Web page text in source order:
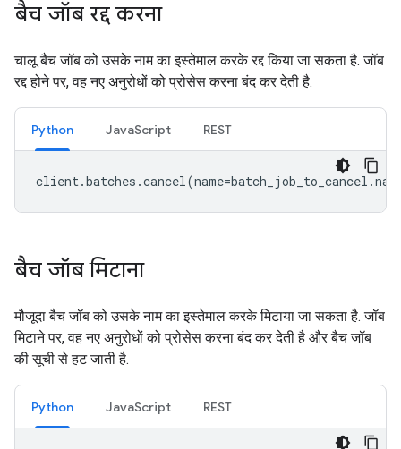
बैच जॉब रद्द करना
चालू बैच जॉब को उसके नाम का इस्तेमाल करके रद्द किया जा सकता है. जॉब
रद्द होने पर, वह नए अनुरोधों को प्रोसेस करना बंद कर देती है.
Python JavaScript REST
client.batches .cancel(name=batch_job_to_cancel .
बैच जॉब मिटाना
मौजूदा बैच जॉब को उसके नाम का इस्तेमाल करके मिटाया जा सकता है. जॉब
मिटाने पर, वह नए अनुरोधों को प्रोसेस करना बंद कर देती है और बैच जॉब
की सूची से हट जाती है.
Python JavaScript REST